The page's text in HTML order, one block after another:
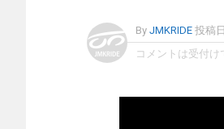
By JMKRIDE 投稿日
コメントは受付け